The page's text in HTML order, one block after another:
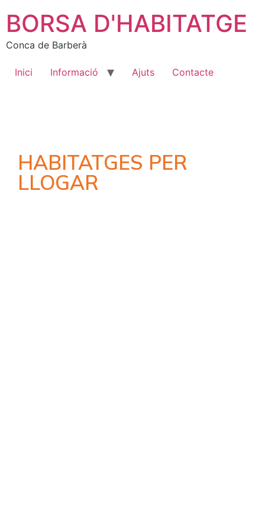
BORSA D'HABITATGE
Conca de Barberà
Inici Informació Ajuts Contacte
HABITATGES PER
LLOGAR